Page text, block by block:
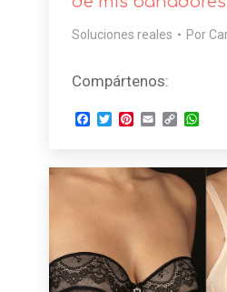
Soluciones reales Por
Compártenos:
Facebook
TwitterPinterest
EmailCopy